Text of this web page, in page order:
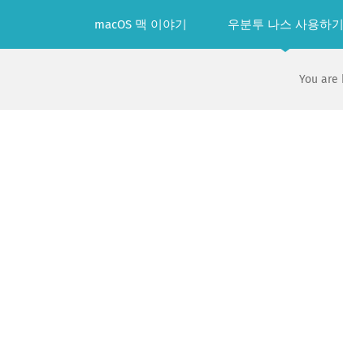
macOS 맥 이야기 우분투 나스 사용하기
You are